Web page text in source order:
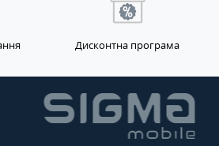
Дисконтна програма